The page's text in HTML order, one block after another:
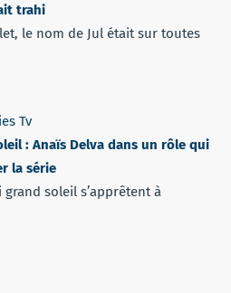
trahi
le nom de Jul était sur toutes
Tv
: Anaïs Delva dans un rôle qui
la série
grand soleil s’apprêtent à